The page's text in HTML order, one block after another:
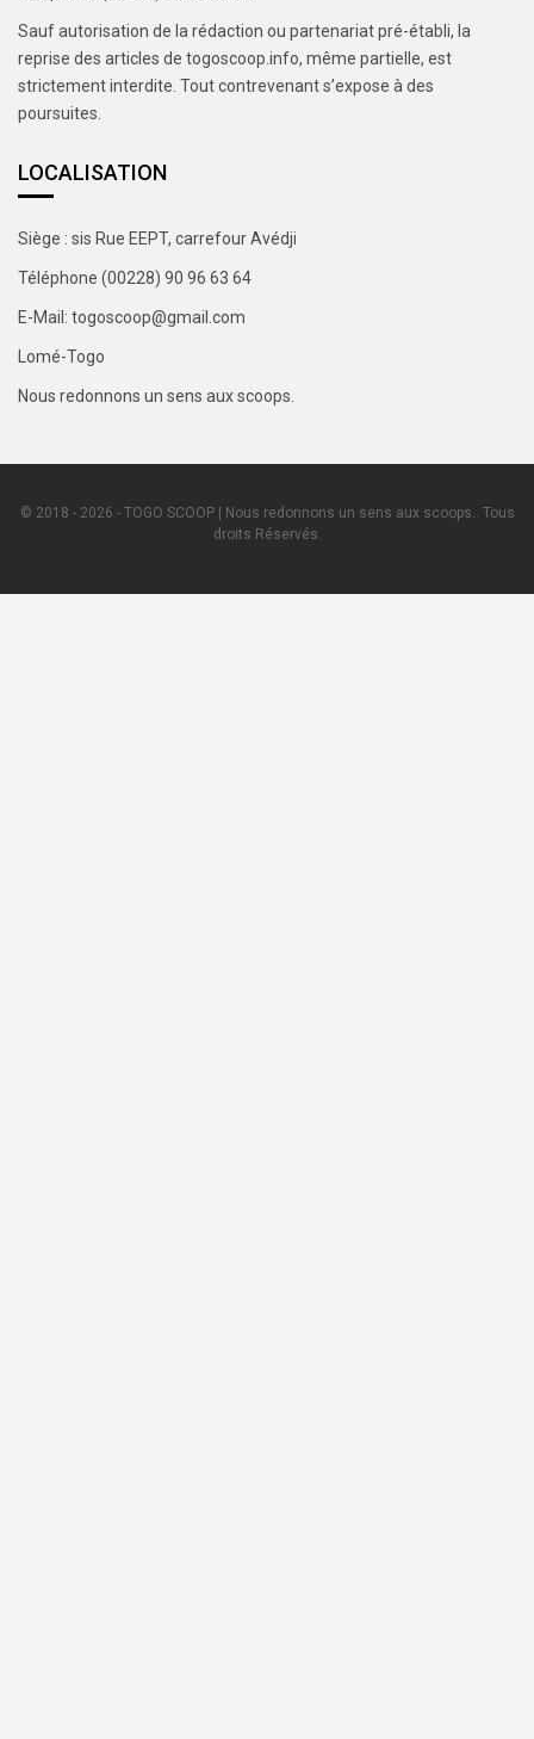
Sauf autorisation de la rédaction ou partenariat pré-établi, la
reprise des articles de togoscoop.info, même partielle, est
strictement interdite. Tout contrevenant s’expose à des
poursuites.
LOCALISATION
Siège : sis Rue EEPT, carrefour Avédji
Téléphone (00228) 90 96 63 64
E-Mail: togoscoop@gmail.com
Lomé-Togo
Nous redonnons un sens aux scoops.
© 2018 - 2026 - TOGO SCOOP | Nous redonnons un sens aux scoops.. Tous
droits Réservés.